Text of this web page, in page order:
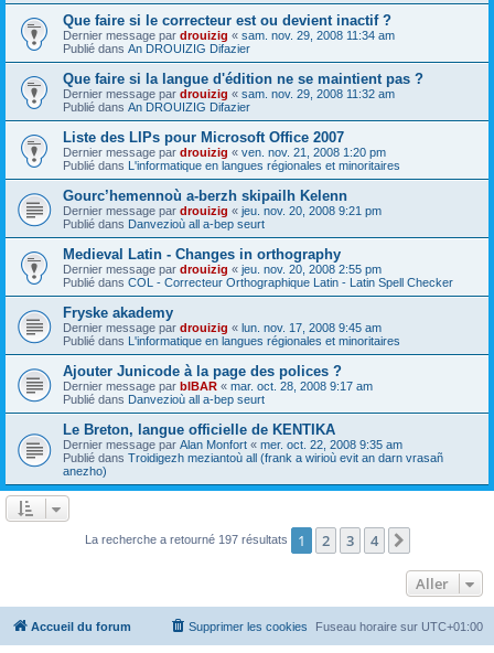
Que faire si le correcteur est ou devient inactif ?
Dernier message par drouizig « sam. nov. 29, 2008 11:34 am
Publié dans An DROUIZIG Difazier
Que faire si la langue d'édition ne se maintient pas ?
Dernier message par drouizig « sam. nov. 29, 2008 11:32 am
Publié dans An DROUIZIG Difazier
Liste des LIPs pour Microsoft Office 2007
Dernier message par drouizig « ven. nov. 21, 2008 1:20 pm
Publié dans L'informatique en langues régionales et minoritaires
Gourc’hemennoù a-berzh skipailh Kelenn
Dernier message par drouizig « jeu. nov. 20, 2008 9:21 pm
Publié dans Danvezioù all a-bep seurt
Medieval Latin - Changes in orthography
Dernier message par drouizig « jeu. nov. 20, 2008 2:55 pm
Publié dans COL - Correcteur Orthographique Latin - Latin Spell Checker
Fryske akademy
Dernier message par drouizig « lun. nov. 17, 2008 9:45 am
Publié dans L'informatique en langues régionales et minoritaires
Ajouter Junicode à la page des polices ?
Dernier message par bIBAR « mar. oct. 28, 2008 9:17 am
Publié dans Danvezioù all a-bep seurt
Le Breton, langue officielle de KENTIKA
Dernier message par Alan Monfort « mer. oct. 22, 2008 9:35 am
Publié dans Troidigezh meziantoù all (frank a wirioù evit an darn vrasañ
anezho)
La recherche a retourné 197 résultats 1 2 3 4
Aller
Accueil du forum Fuseau horaire sur UTC+01:00
Supprimer les cookies